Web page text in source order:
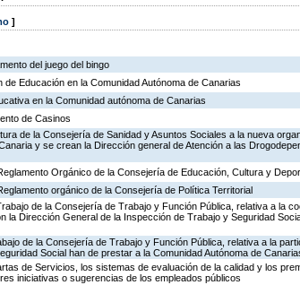
]
del juego del bingo
Educación en la Comunidad Autónoma de Canarias
en la Comunidad autónoma de Canarias
de Casinos
de la Consejería de Sanidad y Asuntos Sociales a la nueva
y se crean la Dirección general de Atención a las
Orgánico de la Consejería de Educación, Cultura y
orgánico de la Consejería de Política Territorial
de la Consejería de Trabajo y Función Pública, relativa a la
la Dirección General de la Inspección de Trabajo y Seguridad
de la Consejería de Trabajo y Función Pública, relativa a la
Social han de prestar a la Comunidad Autónoma de
de Servicios, los sistemas de evaluación de la calidad y los
iniciativas o sugerencias de los empleados públicos